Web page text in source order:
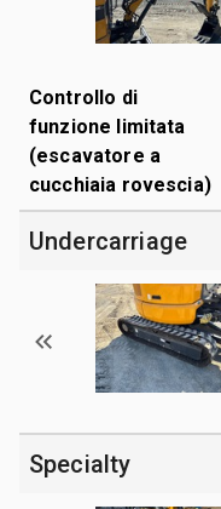
Controllo di
funzione limitata
(escavatore a
cucchiaia rovescia)
Undercarriage
Specialty